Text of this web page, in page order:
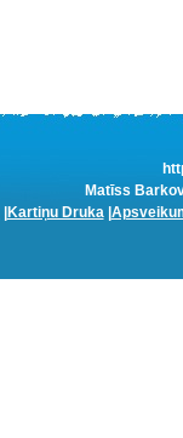
Matīss
Kartiņu Druka|